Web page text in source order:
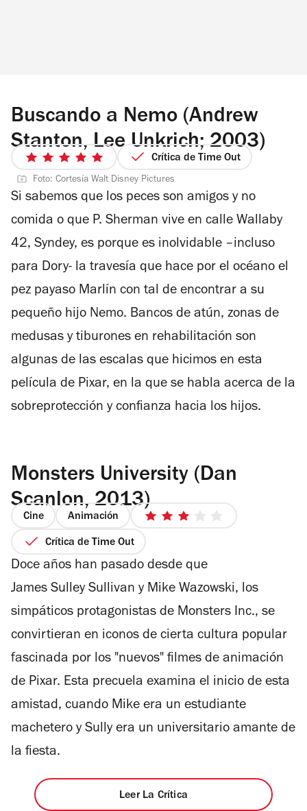
Buscando a Nemo (Andrew
Stanton, Lee Unkrich; 2003)
5
de
5
estrellas
Crítica de Time Out
Foto: Cortesía Walt Disney Pictures
Si sabemos que los peces son amigos y no
comida o que P. Sherman vive en calle Wallaby
42, Syndey, es porque es inolvidable –incluso
para Dory- la travesía que hace por el océano el
pez payaso Marlín con tal de encontrar a su
pequeño hijo Nemo. Bancos de atún, zonas de
medusas y tiburones en rehabilitación son
algunas de las escalas que hicimos en esta
película de Pixar, en la que se habla acerca de la
sobreprotección y confianza hacia los hijos.
Monsters University (Dan
Scanlon, 2013)
Cine Animación
3
estrellas
Crítica de Time Out
Doce años han pasado desde que
James Sulley Sullivan y Mike Wazowski, los
simpáticos protagonistas de Monsters Inc., se
convirtieran en iconos de cierta cultura popular
fascinada por los "nuevos" filmes de animación
de Pixar. Esta precuela examina el inicio de esta
amistad, cuando Mike era un estudiante
machetero y Sully era un universitario amante de
la fiesta.
Leer La Crítica